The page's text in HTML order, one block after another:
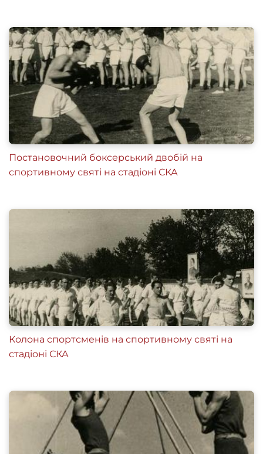
Постановочний боксерський двобій на
спортивному святі на стадіоні СКА
Колона спортсменів на спортивному святі на
стадіоні СКА